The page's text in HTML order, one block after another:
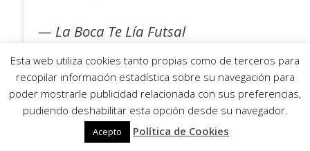
— La Boca Te Lía Futsal
(@LBTLFutsal)
October 25, 2024
www.zonafutsal.com
Foto: STV Roldán
Esta web utiliza cookies tanto propias como de terceros para
recopilar información estadística sobre su navegación para
poder mostrarle publicidad relacionada con sus preferencias,
pudiendo deshabilitar esta opción desde su navegador.
Acepto Política de Cookies